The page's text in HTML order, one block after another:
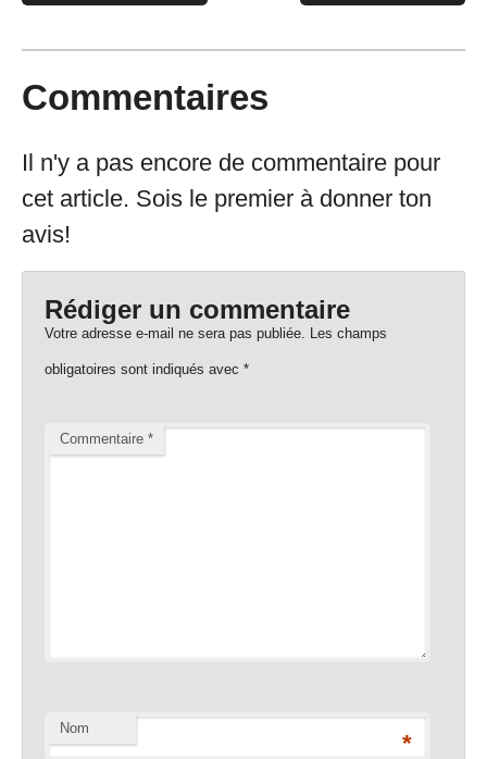
Commentaires
Il n'y a pas encore de commentaire pour
cet article. Sois le premier à donner ton
avis!
Rédiger un commentaire
Votre adresse e-mail ne sera pas publiée. Les champs
obligatoires sont indiqués avec *
Commentaire *
Nom
*